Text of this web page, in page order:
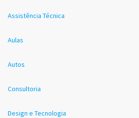
Assistência Técnica
Aulas
Autos
Consultoria
Design e Tecnologia